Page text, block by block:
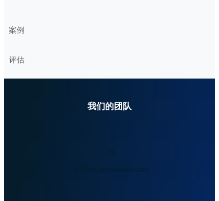
案例
评估
我们的团队
菲丝·恩加拉玛
nf@onganyaombo.com